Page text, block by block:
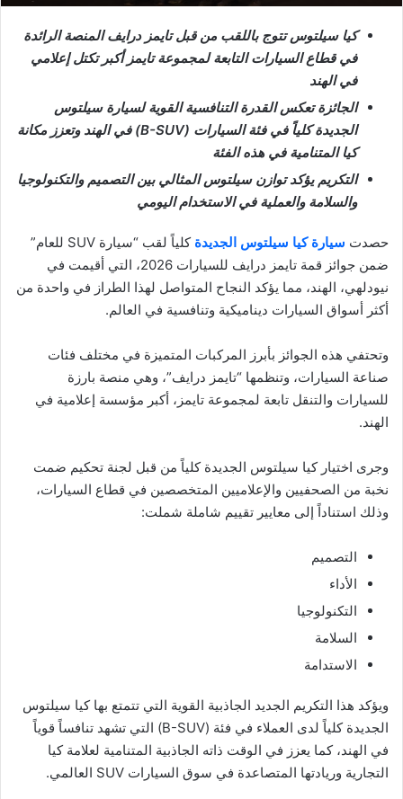
كيا سيلتوس تتوج باللقب من قبل تايمز درايف المنصة الرائدة
في قطاع السيارات التابعة لمجموعة تايمز أكبر تكتل إعلامي
في الهند
الجائزة تعكس القدرة التنافسية القوية لسيارة سيلتوس
الجديدة كلياً في فئة السيارات (B-SUV) في الهند وتعزز مكانة
كيا المتنامية في هذه الفئة
التكريم يؤكد توازن سيلتوس المثالي بين التصميم والتكنولوجيا
والسلامة والعملية في الاستخدام اليومي
حصدت سيارة كيا سيلتوس الجديدة
كلياً لقب “سيارة SUV للعام”
ضمن جوائز قمة تايمز درايف للسيارات 2026، التي أقيمت في
نيودلهي، الهند، مما يؤكد النجاح المتواصل لهذا الطراز في واحدة من
أكثر أسواق السيارات ديناميكية وتنافسية في العالم.
وتحتفي هذه الجوائز بأبرز المركبات المتميزة في مختلف فئات
صناعة السيارات، وتنظمها “تايمز درايف”، وهي منصة بارزة
للسيارات والتنقل تابعة لمجموعة تايمز، أكبر مؤسسة إعلامية في
الهند.
وجرى اختيار كيا سيلتوس الجديدة كلياً من قبل لجنة تحكيم ضمت
نخبة من الصحفيين والإعلاميين المتخصصين في قطاع السيارات،
وذلك استناداً إلى معايير تقييم شاملة شملت:
التصميم
الأداء
التكنولوجيا
السلامة
الاستدامة
ويؤكد هذا التكريم الجديد الجاذبية القوية التي تتمتع بها كيا سيلتوس
الجديدة كلياً لدى العملاء في فئة (B-SUV) التي تشهد تنافساً قوياً
في الهند، كما يعزز في الوقت ذاته الجاذبية المتنامية لعلامة كيا
التجارية وريادتها المتصاعدة في سوق السيارات SUV العالمي.